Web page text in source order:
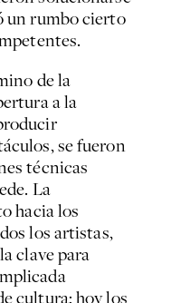
un rumbo cierto
de la
a la
se fueron
técnicas
La
hacia los
los artistas,
clave para
cultura; hoy los